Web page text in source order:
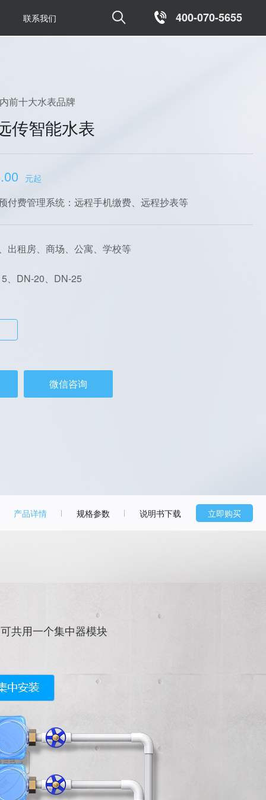
 400-070-5655
联系我们
前十大水表品牌
传智能水表
元起
付费管理系统：远程手机缴费、远程抄表等
出租房、商场、公寓、学校等
、DN-20、DN-25
微信咨询
产品详情 规格参数 说明书下载 立即购买
共用一个集中器模块